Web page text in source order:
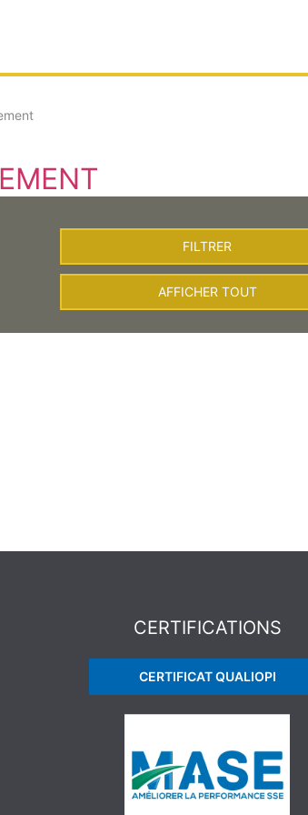
FILTRER
AFFICHER TOUT
CERTIFICATIONS
CERTIFICAT QUALIOPI